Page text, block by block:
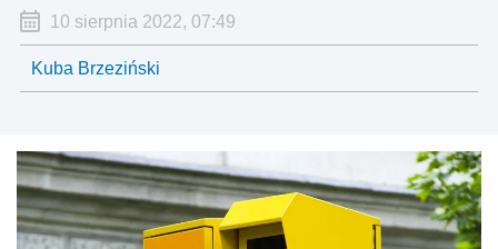
10 sierpnia 2022, 07:49
Kuba Brzeziński